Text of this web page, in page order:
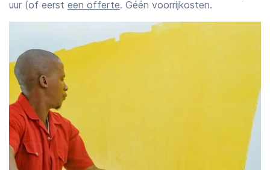
uur (of eerst een offerte. Géén voorrijkosten.